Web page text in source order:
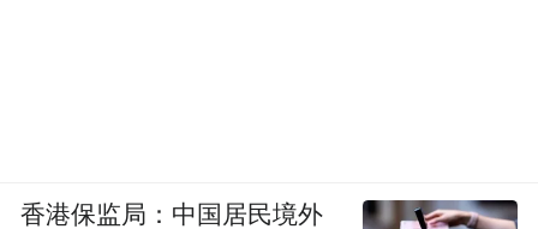
香港保监局：中国居民境外